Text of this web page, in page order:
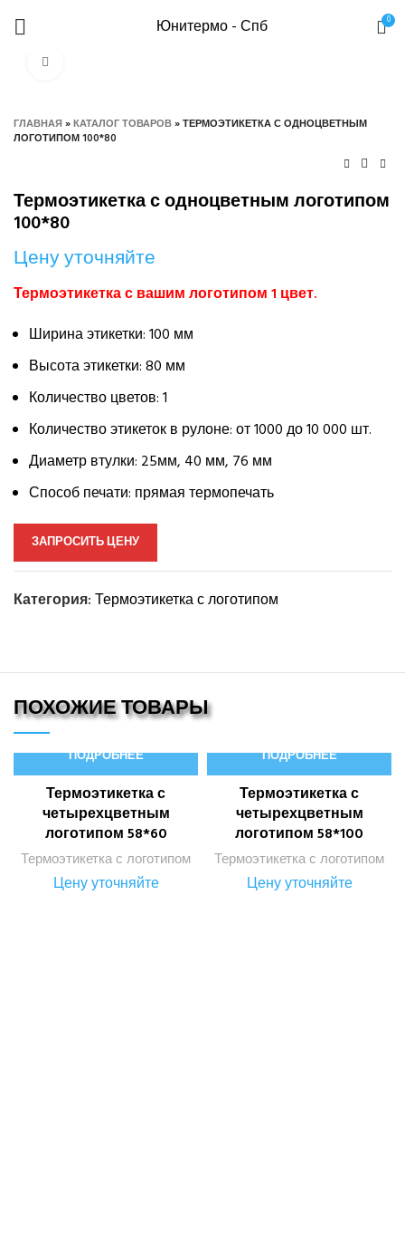
Юнитермо - Спб 0
ГЛАВНАЯ»КАТАЛОГ ТОВАРОВ»ТЕРМОЭТИКЕТКА С ОДНОЦВЕТНЫМ
ЛОГОТИПОМ 100*80
Термоэтикетка с одноцветным логотипом
100*80
Цену уточняйте
Термоэтикетка с вашим логотипом 1 цвет.
Ширина этикетки: 100 мм
Высота этикетки: 80 мм
Количество цветов: 1
Количество этикеток в рулоне: от 1000 до 10 000 шт.
Диаметр втулки: 25мм, 40 мм, 76 мм
Способ печати: прямая термопечать
ЗАПРОСИТЬ ЦЕНУ
Категория:Термоэтикетка с логотипом
ПОХОЖИЕ ТОВАРЫ
ПОДРОБНЕЕ
Термоэтикетка с
четырехцветным
логотипом 58*60
Термоэтикетка с логотипом
Цену уточняйте
ПОДРОБНЕЕ
Термоэтикетка с
четырехцветным
логотипом 58*100
Термоэтикетка с логотипом
Цену уточняйте